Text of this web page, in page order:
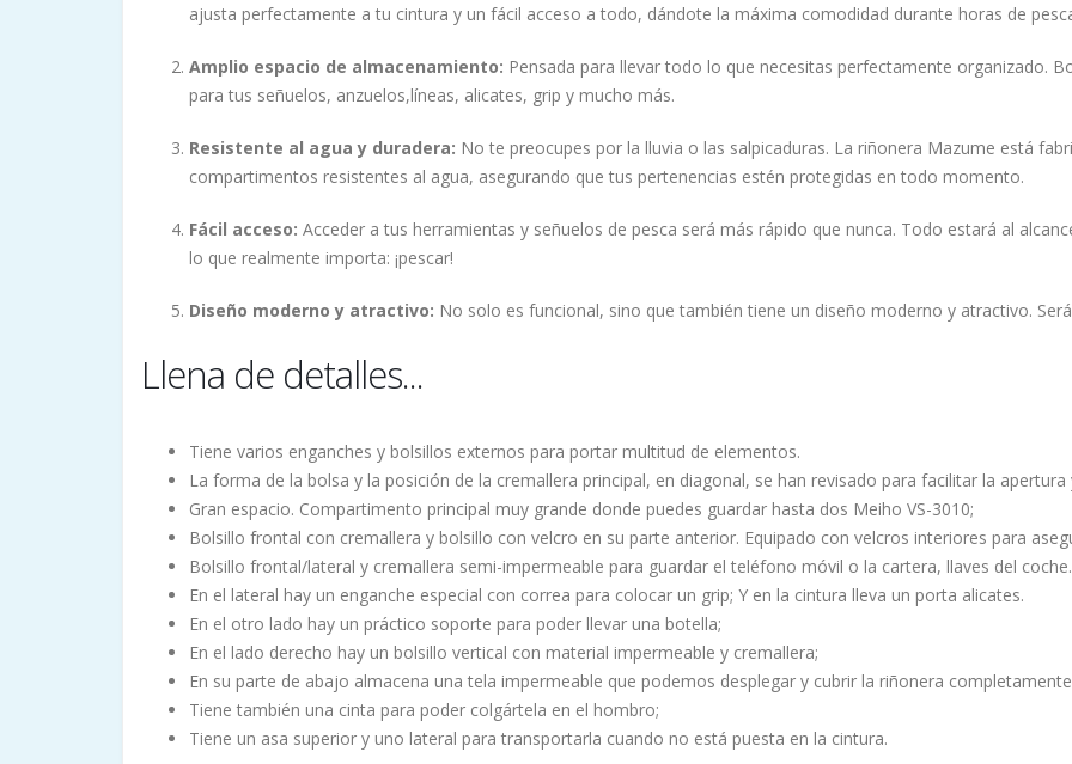
ajusta perfectamente a tu cintura y un fácil acceso a todo, dándote la máxima comodidad durante horas de
Amplio espacio de almacenamiento: Pensada para llevar todo lo que necesitas perfectamente organizado.
para tus señuelos, anzuelos,líneas, alicates, grip y mucho más.
Resistente al agua y duradera: No te preocupes por la lluvia o las salpicaduras. La riñonera Mazume está
compartimentos resistentes al agua, asegurando que tus pertenencias estén protegidas en todo momento.
Fácil acceso: Acceder a tus herramientas y señuelos de pesca será más rápido que nunca. Todo estará al
lo que realmente importa: ¡pescar!
Diseño moderno y atractivo: No solo es funcional, sino que también tiene un diseño moderno y atractivo.
Llena de detalles...
Tiene varios enganches y bolsillos externos para portar multitud de elementos.
La forma de la bolsa y la posición de la cremallera principal, en diagonal, se han revisado para facilitar la
Gran espacio. Compartimento principal muy grande donde puedes guardar hasta dos Meiho VS-3010;
Bolsillo frontal con cremallera y bolsillo con velcro en su parte anterior. Equipado con velcros interiores para
Bolsillo frontal/lateral y cremallera semi-impermeable para guardar el teléfono móvil o la cartera, llaves del
En el lateral hay un enganche especial con correa para colocar un grip; Y en la cintura lleva un porta alicates.
En el otro lado hay un práctico soporte para poder llevar una botella;
En el lado derecho hay un bolsillo vertical con material impermeable y cremallera;
En su parte de abajo almacena una tela impermeable que podemos desplegar y cubrir la riñonera
Tiene también una cinta para poder colgártela en el hombro;
Tiene un asa superior y uno lateral para transportarla cuando no está puesta en la cintura.